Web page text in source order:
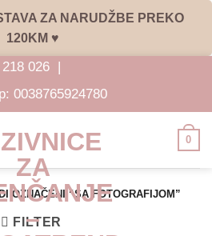
ZA NARUDŽBE PREKO
120KM ♥
026 |
0038765924780
0
OZNAČENI “SA FOTOGRAFIJOM”
FILTER